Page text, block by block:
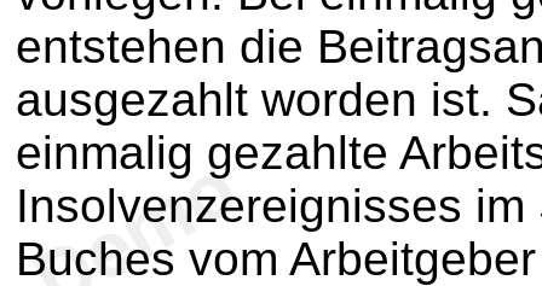
entstehen die
ausgezahlt worden ist.
einmalig gezahlte
Insolvenzereignisses
Buches vom